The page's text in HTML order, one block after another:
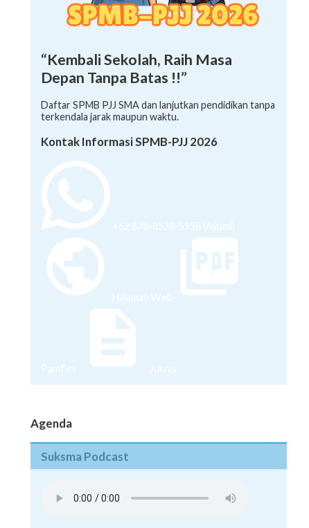
“Kembali Sekolah, Raih Masa
Depan Tanpa Batas !!”
Daftar SPMB PJJ SMA dan lanjutkan pendidikan tanpa
terkendala jarak maupun waktu.
Kontak Informasi SPMB-PJJ 2026
+62 878-8528-5958 (Ayumi)
Halaman Web
Pamflet Juknis
Agenda
Suksma Podcast